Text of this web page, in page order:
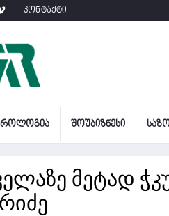
კონტაქტი
ᲨᲝᲣᲑᲘᲖᲜᲔᲡᲘ
მეტად